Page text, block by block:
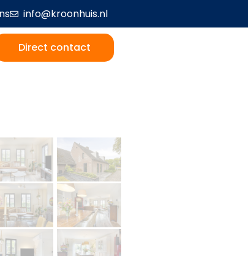
info@kroonhuis.nl
Direct contact